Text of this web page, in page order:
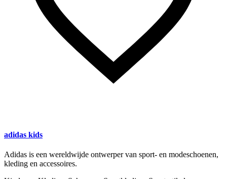
adidas kids
Adidas is een wereldwijde ontwerper van sport- en modeschoenen,
kleding en accessoires.